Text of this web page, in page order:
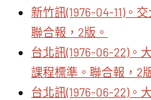
新竹訊(1976-04-11)。
聯合報，2版。
台北訊(1976-06-22)。
課程標準。聯合報，2
台北訊(1976-06-22)。